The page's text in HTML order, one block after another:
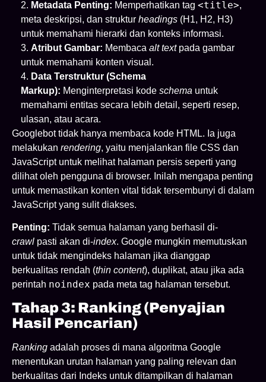
Metadata Penting: Memperhatikan tag <title>,
meta deskripsi, dan struktur headings (H1, H2, H3)
untuk memahami hierarki dan konteks informasi.
Atribut Gambar: Membaca alt textpada gambar
untuk memahami konten visual.
Data Terstruktur (Schema
Markup): Menginterpretasi kode schema untuk
memahami entitas secara lebih detail, seperti resep,
ulasan, atau acara.
Googlebot tidak hanya membaca kode HTML. Ia juga
melakukan rendering, yaitu menjalankan file CSS dan
JavaScript untuk melihat halaman persis seperti yang
dilihat oleh pengguna di browser. Inilah mengapa penting
untuk memastikan konten vital tidak tersembunyi di dalam
JavaScript yang sulit diakses.
Penting: Tidak semua halaman yang berhasil di-
crawl pasti akan di-index. Google mungkin memutuskan
untuk tidak mengindeks halaman jika dianggap
berkualitas rendah (thin content), duplikat, atau jika ada
perintah noindex pada meta tag halaman tersebut.
Tahap 3: Ranking (Penyajian
Hasil Pencarian)
Ranking adalah proses di mana algoritma Google
menentukan urutan halaman yang paling relevan dan
berkualitas dari Indeks untuk ditampilkan di halaman